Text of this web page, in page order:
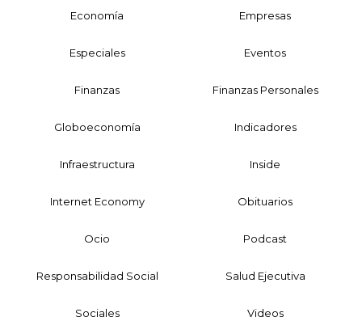
Economía Empresas
Especiales Eventos
Finanzas Finanzas Personales
Globoeconomía Indicadores
Infraestructura Inside
Internet Economy Obituarios
Ocio Podcast
Responsabilidad Social Salud Ejecutiva
Sociales Videos